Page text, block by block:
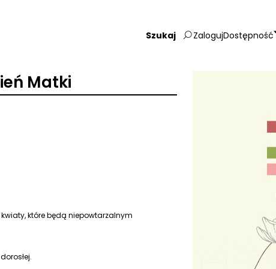
Wpisz
frazę:
ZalogujDostępność
Matki
które będą niepowtarzalnym